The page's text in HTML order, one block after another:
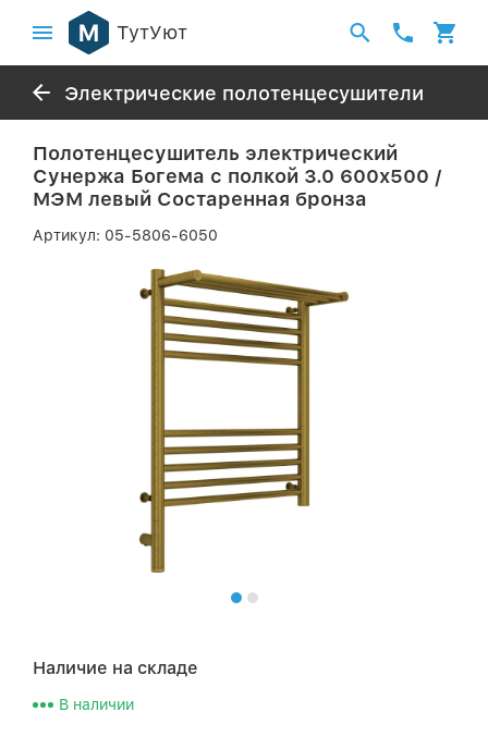
ТутУют
Электрические полотенцесушители
Полотенцесушитель электрический
Сунержа Богема с полкой 3.0 600х500 /
МЭМ левый Состаренная бронза
Артикул: 05-5806-6050
Наличие на складе
В наличии